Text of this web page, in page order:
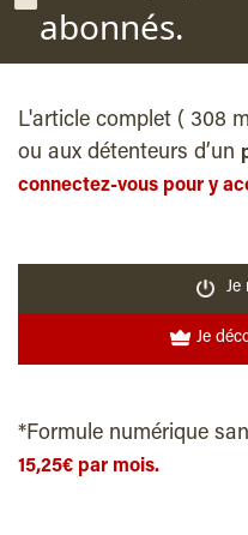
abonnés.
L'article complet ( 308
ou aux détenteurs d’un
connectez-vous pour y
Je
*Formule numérique
15,25€ par mois.